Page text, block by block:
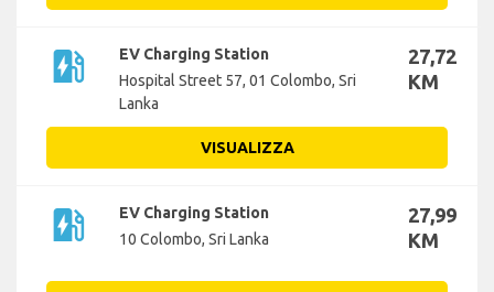
ev_station
EV Charging Station
Hospital Street 57, 01 Colombo, Sri
Lanka
27,72
KM
VISUALIZZA
ev_station
EV Charging Station
10 Colombo, Sri Lanka
27,99
KM